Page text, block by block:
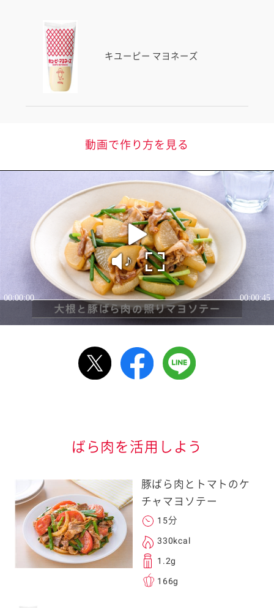
キユーピー マヨネーズ
動画で作り方を見る
ばら肉を活用しよう
豚ばら肉とトマトのケ
チャマヨソテー
15分
330kcal
1.2g
166g